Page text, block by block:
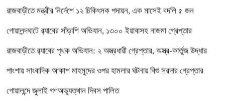
রাজবাড়ীতে মন্ত্রীর নির্দেশে ১২ চিকিৎসক পদায়ন, এক মাসেই বদলি ৫ জন
গোয়ালন্দঘাটে র‌্যাবের সাঁড়াশি অভিযান, ১৩০০ ইয়াবাসহ নাজমা গ্রেপ্তার
রাজবাড়ীতে র‌্যাবের পৃথক অভিযান: ২ অস্ত্রধারী গ্রেপ্তার, অস্ত্র-কার্তুজ উদ্ধার
পাংশায় সাংবাদিক আকাশ মাহমুদের ওপর হামলার ঘটনায় বিশু সরদার গ্রেপ্তার
গোয়ালন্দে জুলাই গণঅভ্যুত্থান দিবস পালিত